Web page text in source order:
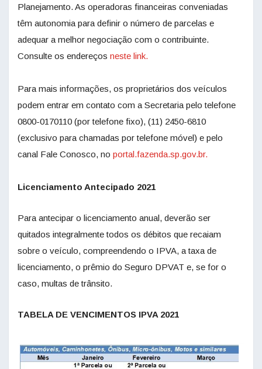
Planejamento. As operadoras financeiras conveniadas
têm autonomia para definir o número de parcelas e
adequar a melhor negociação com o contribuinte.
Consulte os endereços neste link.
Para mais informações, os proprietários dos veículos
podem entrar em contato com a Secretaria pelo telefone
0800-0170110 (por telefone fixo), (11) 2450-6810
(exclusivo para chamadas por telefone móvel) e pelo
canal Fale Conosco, no portal.fazenda.sp.gov.br.
Licenciamento Antecipado 2021
Para antecipar o licenciamento anual, deverão ser
quitados integralmente todos os débitos que recaiam
sobre o veículo, compreendendo o IPVA, a taxa de
licenciamento, o prêmio do Seguro DPVAT e, se for o
caso, multas de trânsito.
TABELA DE VENCIMENTOS IPVA 2021